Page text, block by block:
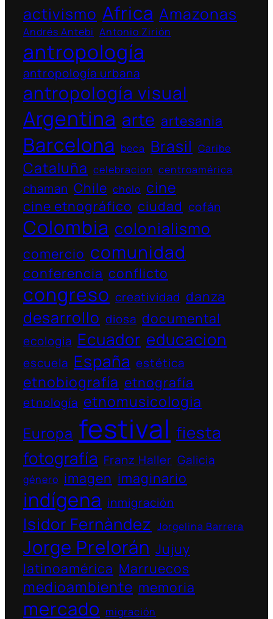
activismo Africa Amazonas
Andrés Antebi Antonio Zirión
antropología
antropología urbana
antropología visual
Argentina arte artesania
Barcelona beca Brasil Caribe
Cataluña celebracion centroamérica
chaman Chile cholo cine
cine etnográfico ciudad cofán
Colombia colonialismo
comercio comunidad
conferencia conflicto
congreso creatividad danza
desarrollo diosa documental
ecologia Ecuador educacion
escuela España estética
etnobiografía etnografía
etnología etnomusicologia
Europa festival fiesta
fotografía Franz Haller Galicia
género imagen imaginario
indígena inmigración
Isidor Fernàndez Jorgelina Barrera
Jorge Prelorán Jujuy
latinoamérica Marruecos
medioambiente memoria
mercado migración